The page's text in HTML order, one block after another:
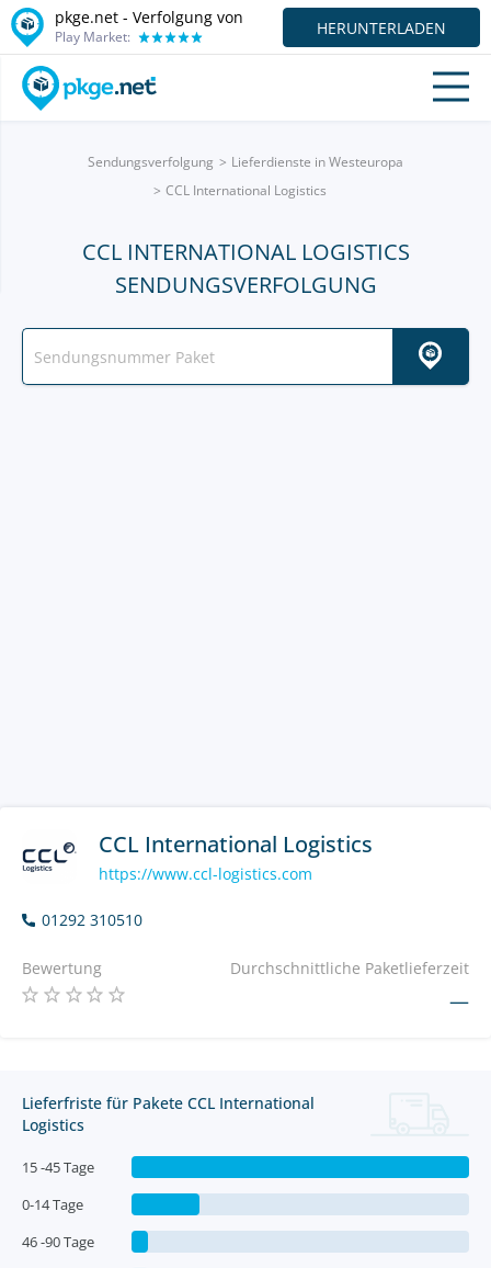
pkge.net - Verfolgung von
Play Market: HERUNTERLADEN
Sendungsverfolgung
Lieferdienste in Westeuropa
CCL International Logistics
CCL INTERNATIONAL LOGISTICS
SENDUNGSVERFOLGUNG
CCL International Logistics
https://www.ccl-logistics.com
01292 310510
Bewertung Durchschnittliche Paketlieferzeit
—
Lieferfriste für Pakete CCL International
Logistics
15 -45 Tage
0-14 Tage
46 -90 Tage